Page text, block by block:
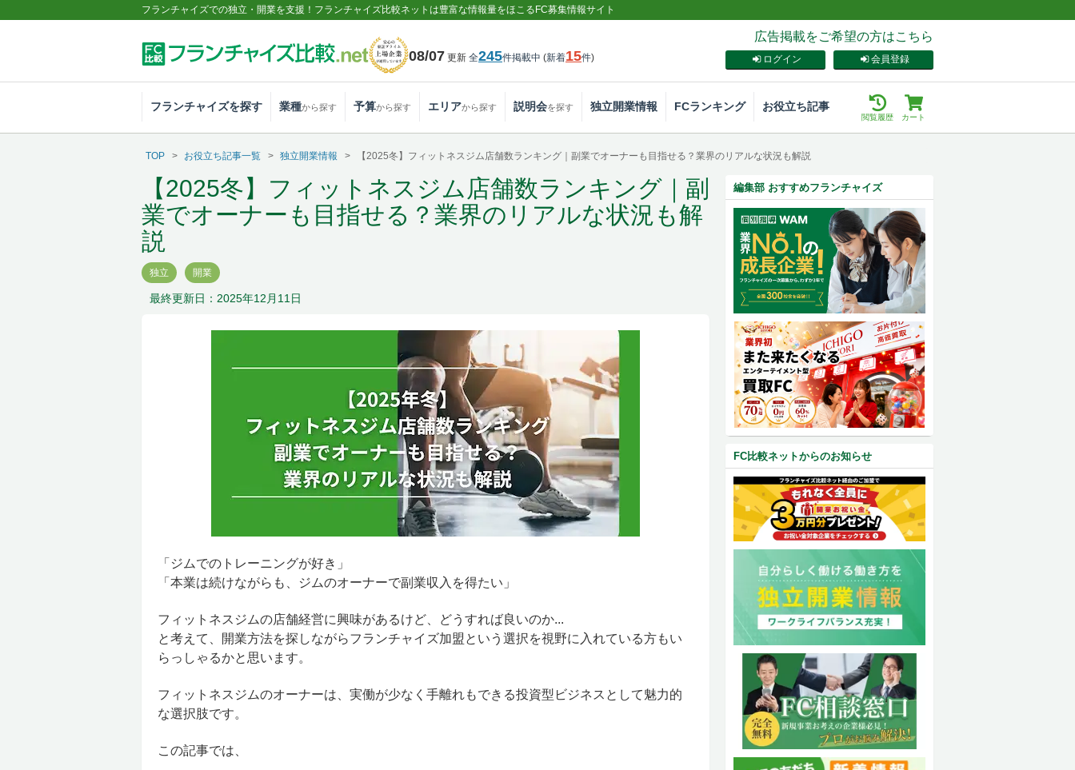
フランチャイズでの独立・開業を支援！フランチャイズ比較ネットは豊富な情報量をほこるFC募集情報サイト
08/07 更新 全245件掲載中 (新着15件)
広告掲載をご希望の方はこちら
会員登録
ログイン
フランチャイズを探す 業種から探す 予算から探す エリアから探す 説明会を探す 独立開業情報 FCランキング お役立ち記事
カート
閲覧履歴
TOP お役立ち記事一覧 独立開業情報 【2025冬】フィットネスジム店舗数ランキング｜副業でオーナーも目指せる？業界のリアルな状況も解説
【2025冬】フィットネスジム店舗数ランキング｜副
業でオーナーも目指せる？業界のリアルな状況も解
説
独立 開業
最終更新日：2025年12月11日
「ジムでのトレーニングが好き」
「本業は続けながらも、ジムのオーナーで副業収入を得たい」
フィットネスジムの店舗経営に興味があるけど、どうすれば良いのか...
と考えて、開業方法を探しながらフランチャイズ加盟という選択を視野に入れている方もい
らっしゃるかと思います。
フィットネスジムのオーナーは、実働が少なく手離れもできる投資型ビジネスとして魅力的
な選択肢です。
この記事では、
編集部 おすすめフランチャイズ
FC比較ネットからのお知らせ